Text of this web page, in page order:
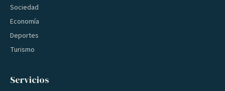
Sociedad
Economía
Deportes
Turismo
Servicios